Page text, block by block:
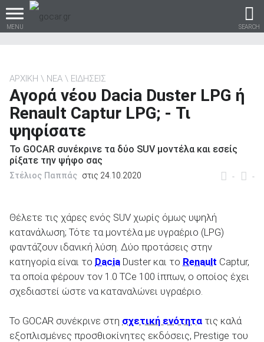
MENU SEARCH
Βρες τα πάντα για το
αυτοκίνητο!
βρες το!
Καινούρια
ΑΝΑΖΗΤΗΣΗ
ΑΡΧΙΚΗ ΝΕΑ ΕΙΔΗΣΕΙΣ
Αγορά νέου Dacia Duster LPG ή
Renault Captur LPG; - Τι
ψηφίσατε
Το GOCAR συνέκρινε τα δύο SUV μοντέλα και εσείς
ρίξατε την ψήφο σας
- -
Στέλιος Παππάς στις 24.10.2020
Θέλετε τις χάρες ενός SUV χωρίς όμως υψηλή
κατανάλωση; Τότε τα μοντέλα με υγραέριο (LPG)
φαντάζουν ιδανική λύση. Δύο προτάσεις στην
κατηγορία είναι το Dacia Duster και το Renault Captur,
τα οποία φέρουν τον 1.0 TCe 100 ίππων, ο οποίος έχει
σχεδιαστεί ώστε να καταναλώνει υγραέριο.
Το GOCAR συνέκρινε στη σχετική ενότητα τις καλά
εξοπλισμένες προσθιοκίνητες εκδόσεις, Prestige του